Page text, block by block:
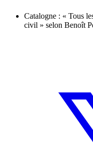
Catalogne : « Tous
civil » selon Benoît